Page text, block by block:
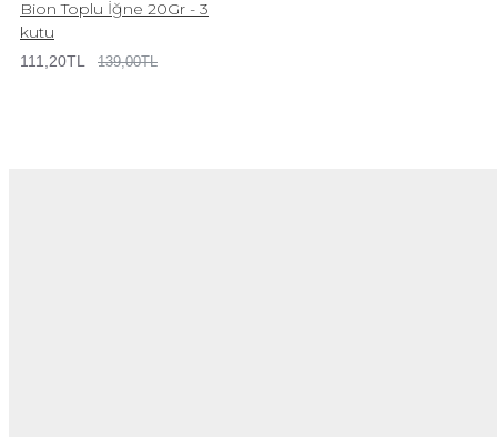
Bion Toplu İğne 20Gr - 3
kutu
111,20TL 139,00TL